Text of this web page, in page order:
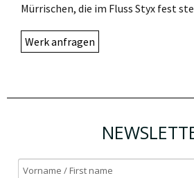
Mürrischen, die im Fluss Styx fest
Werk anfragen